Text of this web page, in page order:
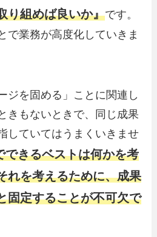
り組めば良いか』です。
で業務が高度化していきま
ジを固める」ことに関連し
きもないときで、同じ成果
していてはうまくいきませ
できるベストは何かを考
れを考えるために、成果
固定することが不可欠で